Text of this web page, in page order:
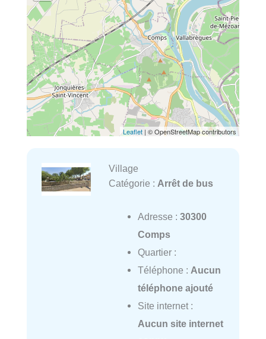
Leaflet | © OpenStreetMap contributors
Village
Catégorie : Arrêt de bus
Adresse : 30300
Comps
Quartier :
Téléphone : Aucun
téléphone ajouté
Site internet :
Aucun site internet